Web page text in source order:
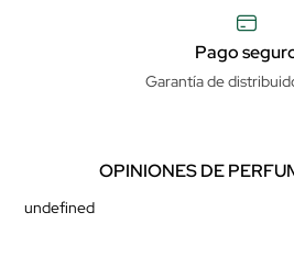
Pago
Garantía de
OPINIONES DE
undefined